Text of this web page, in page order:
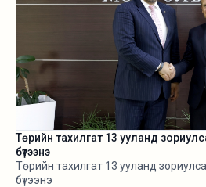
Төрийн тахилгат 13 ууланд
бүтээнэ
Төрийн тахилгат 13 ууланд
бүтээнэ